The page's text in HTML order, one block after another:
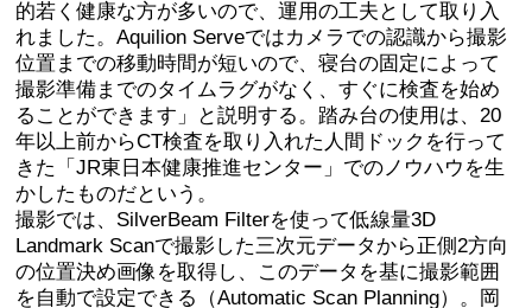
的若く健康な方が多いので、運用の工夫として取り入
れました。Aquilion Serveではカメラでの認識から撮影
位置までの移動時間が短いので、寝台の固定によって
撮影準備までのタイムラグがなく、すぐに検査を始め
ることができます」と説明する。踏み台の使用は、20
年以上前からCT検査を取り入れた人間ドックを行って
きた「JR東日本健康推進センター」でのノウハウを生
かしたものだという。
撮影では、SilverBeam Filterを使って低線量3D
Landmark Scanで撮影した三次元データから正側2方向
の位置決め画像を取得し、このデータを基に撮影範囲
を自動で設定できる（Automatic Scan Planning）。岡